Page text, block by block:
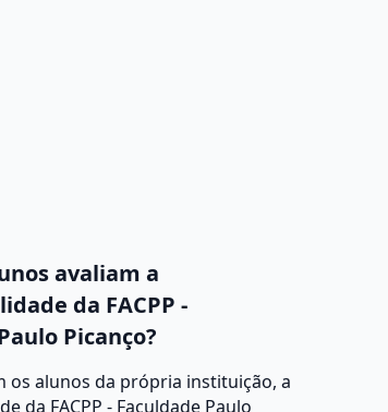
avaliam a
da FACPP -
Picanço?
os alunos da própria instituição, a
da FACPP - Faculdade Paulo